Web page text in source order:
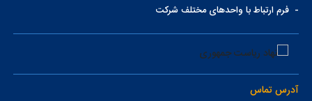
-فرم ارتباط با واحدهای مختلف شرکت
آدرس تماس